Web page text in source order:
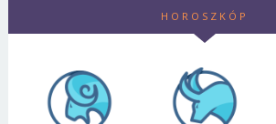
HOROSZKÓP